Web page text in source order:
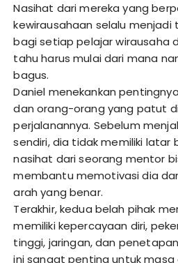
Nasihat dari mereka yang
kewirausahaan selalu menjadi
bagi setiap pelajar wirausaha
tahu harus mulai dari mana
bagus.
Daniel menekankan
dan orang-orang yang patut
perjalanannya. Sebelum
sendiri, dia tidak memiliki latar
nasihat dari seorang mentor
membantu memotivasi dia
arah yang benar.
Terakhir, kedua belah pihak
memiliki kepercayaan diri,
tinggi, jaringan, dan
ini sangat penting untuk